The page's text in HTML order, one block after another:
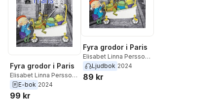
Fyra grodor i Paris
Elisabet Linna Persson ,
Anki Edlund,Anne-Li
Engström
E-bok 2024
99 kr
Fyra grodor i Paris
Elisabet Linna Persson ,
Anki Edlund ,Anne-Li
Engström
Ljudbok 2024
89 kr